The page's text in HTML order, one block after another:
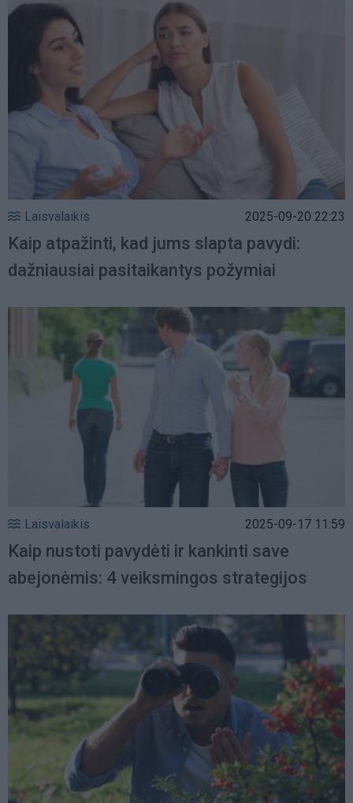
Laisvalaikis 2025-09-20 22:23
Kaip atpažinti, kad jums slapta pavydi:
dažniausiai pasitaikantys požymiai
Laisvalaikis 2025-09-17 11:59
Kaip nustoti pavydėti ir kankinti save
abejonėmis: 4 veiksmingos strategijos